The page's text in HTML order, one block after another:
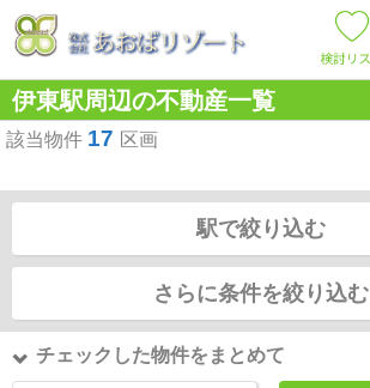
伊東駅周辺の不動産一覧
該当物件 17 区画
駅で絞り込む
さらに条件を絞り込む
チェックした物件をまとめて